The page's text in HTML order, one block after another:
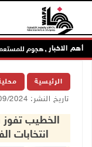
أهم الاخبار
إصابتان في هجوم للمستعمرين
الرئيسية
تاريخ النشر: 18/09/2024 10:03 ص
الخطيب تفوز
انتخابات